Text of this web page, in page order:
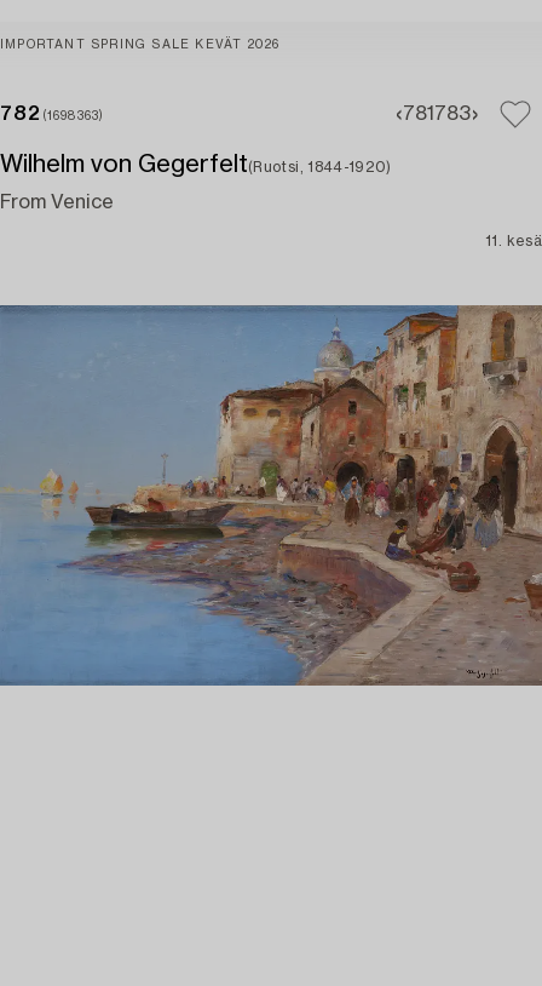
IMPORTANT SPRING SALE KEVÄT 2026
782 (1698363) 781 783
Wilhelm von Gegerfelt(Ruotsi, 1844-1920)
From Venice
11. kesä